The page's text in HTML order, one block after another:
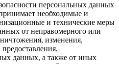
персональных данных
необходимые и
и технические меры
от неправомерного или
изменения,
данных, а также от иных